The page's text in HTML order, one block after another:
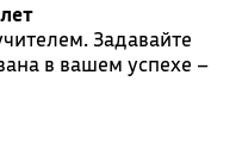
Задавайте
в вашем успехе –